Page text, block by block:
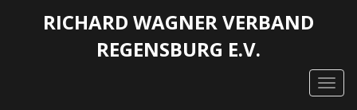
RICHARD WAGNER VERBAND
REGENSBURG E.V.